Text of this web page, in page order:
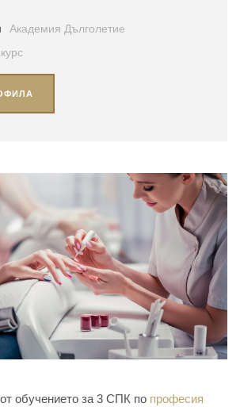
Академия Дълголетие
обучението за 3 СПК по професия